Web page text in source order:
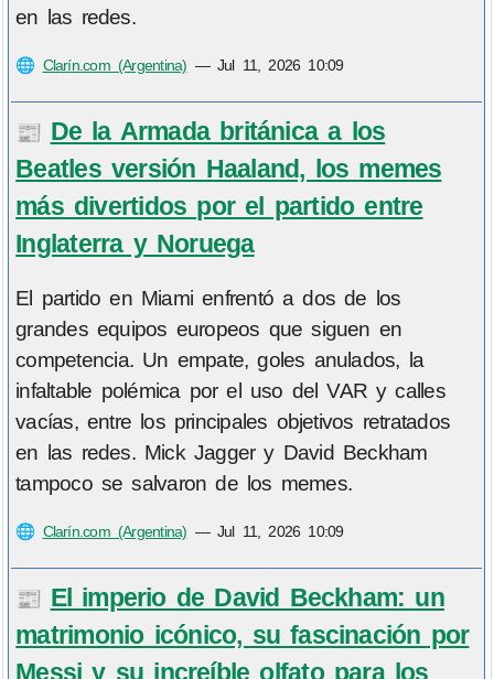
en las redes.
🌐 Clarín.com (Argentina) — Jul 11, 2026 10:09
📰 De la Armada británica a los
Beatles versión Haaland, los memes
más divertidos por el partido entre
Inglaterra y Noruega
El partido en Miami enfrentó a dos de los
grandes equipos europeos que siguen en
competencia. Un empate, goles anulados, la
infaltable polémica por el uso del VAR y calles
vacías, entre los principales objetivos retratados
en las redes. Mick Jagger y David Beckham
tampoco se salvaron de los memes.
🌐 Clarín.com (Argentina) — Jul 11, 2026 10:09
📰 El imperio de David Beckham: un
matrimonio icónico, su fascinación por
Messi y su increíble olfato para los